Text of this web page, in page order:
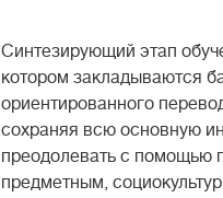
Синтезирующий этап
котором закладываются
ориентированного
сохраняя всю основную
преодолевать с помощью
предметным,